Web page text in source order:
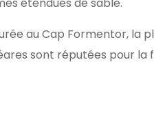
au Cap Formentor, la
sont réputées pour la